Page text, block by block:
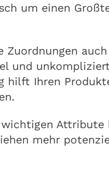
um einen
Zuordnungen
und
hilft Ihren
Attribute
mehr